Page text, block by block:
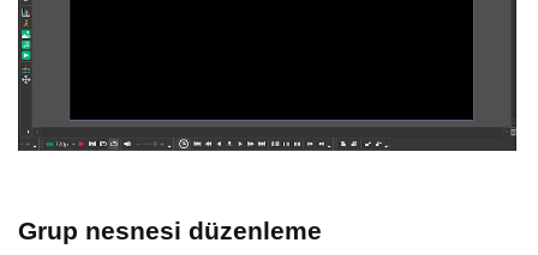
Grup nesnesi düzenleme